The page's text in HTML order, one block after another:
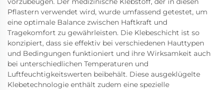
Pflastern verwendet wird, wurde umfassend getestet, um
eine optimale Balance zwischen Haftkraft und
Tragekomfort zu gewährleisten. Die Klebeschicht ist so
konzipiert, dass sie effektiv bei verschiedenen Hauttypen
und Bedingungen funktioniert und ihre Wirksamkeit auch
bei unterschiedlichen Temperaturen und
Luftfeuchtigkeitswerten beibehält. Diese ausgeklügelte
Klebetechnologie enthält zudem eine spezielle